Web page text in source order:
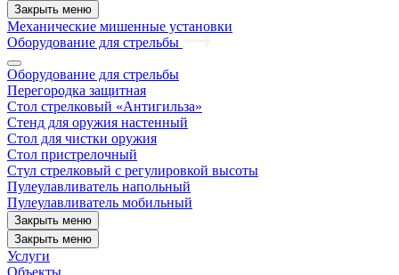
Закрыть меню
Механические мишенные установки
Оборудование для стрельбы
Оборудование для стрельбы
Перегородка защитная
Стол стрелковый «Антигильза»
Стенд для оружия настенный
Стол для чистки оружия
Стол пристрелочный
Стул стрелковый с регулировкой высоты
Пулеулавливатель напольный
Пулеулавливатель мобильный
Закрыть меню
Закрыть меню
Услуги
Объекты